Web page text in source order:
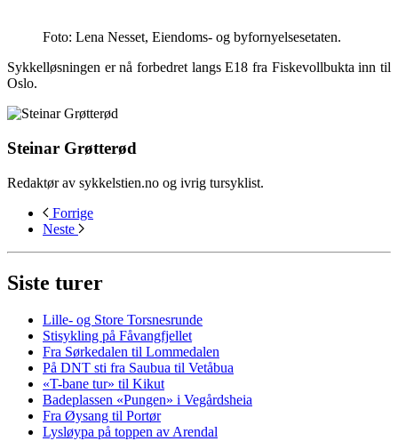
Foto: Lena Nesset, Eiendoms- og byfornyelsesetaten.
Sykkelløsningen er nå forbedret langs E18 fra Fiskevollbukta inn til
Oslo.
Steinar Grøtterød
Redaktør av sykkelstien.no og ivrig tursyklist.
Forrige
Neste
Siste turer
Lille- og Store Torsnesrunde
Stisykling på Fåvangfjellet
Fra Sørkedalen til Lommedalen
På DNT sti fra Saubua til Vetåbua
«T-bane tur» til Kikut
Badeplassen «Pungen» i Vegårdsheia
Fra Øysang til Portør
Lysløypa på toppen av Arendal